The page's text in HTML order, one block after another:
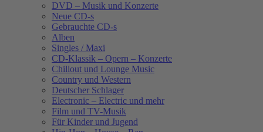
DVD – Musik und Konzerte
Neue CD-s
Gebrauchte CD-s
Alben
Singles / Maxi
CD-Klassik – Opern – Konzerte
Chillout und Lounge Music
Country und Western
Deutscher Schlager
Electronic – Electric und mehr
Film und TV-Musik
Für Kinder und Jugend